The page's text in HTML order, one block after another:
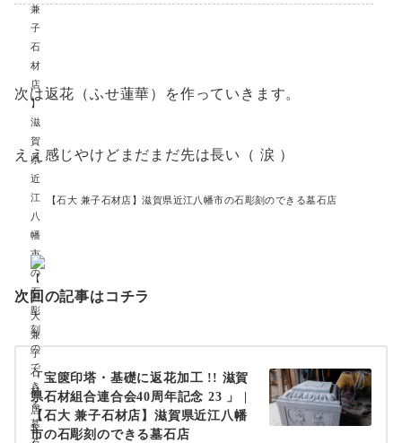
次は返花（ふせ蓮華）を作っていきます。
ええ感じやけどまだまだ先は長い（ 涙 ）
次回の記事はコチラ
「宝篋印塔・基礎に返花加工 !! 滋賀
県石材組合連合会40周年記念 23 」 |
【石大 兼子石材店】滋賀県近江八幡
市の石彫刻のできる墓石店
【石大 兼子石材店】滋賀県近江八幡市の石彫刻のできる墓石店